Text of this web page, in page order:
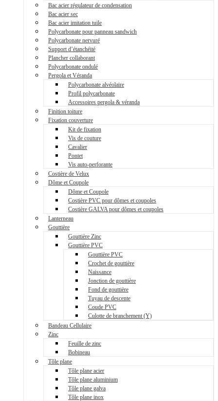
Bac acier régulateur de condensation
Bac acier sec
Bac acier imitation tuile
Polycarbonate pour panneau sandwich
Polycarbonate nervuré
Support d’étanchéité
Plancher collaborant
Polycarbonate ondulé
Pergola et Véranda
Polycarbonate alvéolaire
Profil polycarbonate
Accessoires pergola & véranda
Finition toiture
Fixation couverture
Kit de fixation
Vis de couture
Cavalier
Pontet
Vis auto-perforante
Costière de Velux
Dôme et Coupole
Dôme et Coupole
Costière PVC pour dômes et coupoles
Costière GALVA pour dômes et coupoles
Lanterneau
Gouttière
Gouttière Zinc
Gouttière PVC
Gouttière PVC
Crochet de gouttière
Naissance
Jonction de gouttière
Fond de gouttière
Tuyau de descente
Coude PVC
Culotte de branchement (Y)
Bandeau Cellulaire
Zinc
Feuille de zinc
Bobineau
Tôle plane
Tôle plane acier
Tôle plane aluminium
Tôle plane galva
Tôle plane inox